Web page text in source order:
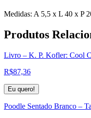
Medidas: A 5,5 x L 40 x P
Produtos
Livro – K. P. Kofler: Cool
R$87,36
Eu quero!
Poodle Sentado Branco –